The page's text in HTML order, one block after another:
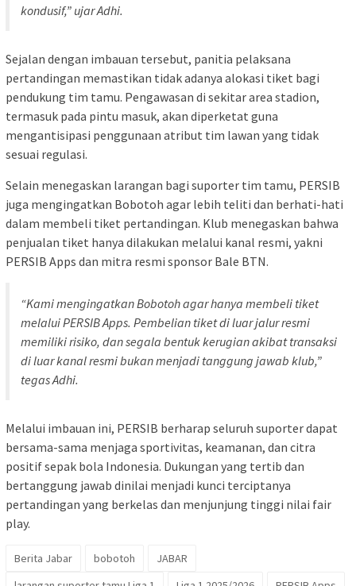
kondusif,” ujar Adhi.
Sejalan dengan imbauan tersebut, panitia pelaksana
pertandingan memastikan tidak adanya alokasi tiket bagi
pendukung tim tamu. Pengawasan di sekitar area stadion,
termasuk pada pintu masuk, akan diperketat guna
mengantisipasi penggunaan atribut tim lawan yang tidak
sesuai regulasi.
Selain menegaskan larangan bagi suporter tim tamu, PERSIB
juga mengingatkan Bobotoh agar lebih teliti dan berhati-hati
dalam membeli tiket pertandingan. Klub menegaskan bahwa
penjualan tiket hanya dilakukan melalui kanal resmi, yakni
PERSIB Apps dan mitra resmi sponsor Bale BTN.
“Kami mengingatkan Bobotoh agar hanya membeli tiket
melalui PERSIB Apps. Pembelian tiket di luar jalur resmi
memiliki risiko, dan segala bentuk kerugian akibat transaksi
di luar kanal resmi bukan menjadi tanggung jawab klub,”
tegas Adhi.
Melalui imbauan ini, PERSIB berharap seluruh suporter dapat
bersama-sama menjaga sportivitas, keamanan, dan citra
positif sepak bola Indonesia. Dukungan yang tertib dan
bertanggung jawab dinilai menjadi kunci terciptanya
pertandingan yang berkelas dan menjunjung tinggi nilai fair
play.
Berita Jabar bobotoh
JABAR